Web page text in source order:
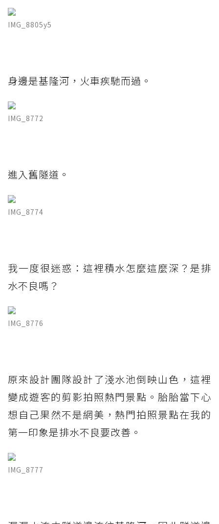
IMG_8805y5
身邊是基隆河，火車疾馳而過。
IMG_8772
進入舊隧道。
IMG_8774
我一度很迷惑：這裡積水怎麼這麼深？是排
水不良嗎？
IMG_8776
原來設計團隊設計了淺水池倒映山色，這裡
變成遊客的剪影拍照熱門景點。胎胎當下心
想自己果然不是網美，熱門拍照景點在我的
第一印象是排水不良要改善。
IMG_8777